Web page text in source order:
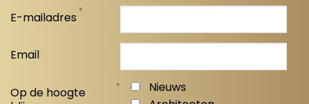
E-mailadres *
Email
Op de hoogte
*
Nieuws